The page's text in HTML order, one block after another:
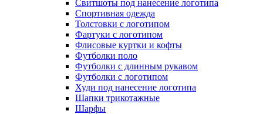
Свитшоты под нанесение логотипа
Спортивная одежда
Толстовки с логотипом
Фартуки с логотипом
Флисовые куртки и кофты
Футболки поло
Футболки с длинным рукавом
Футболки с логотипом
Худи под нанесение логотипа
Шапки трикотажные
Шарфы